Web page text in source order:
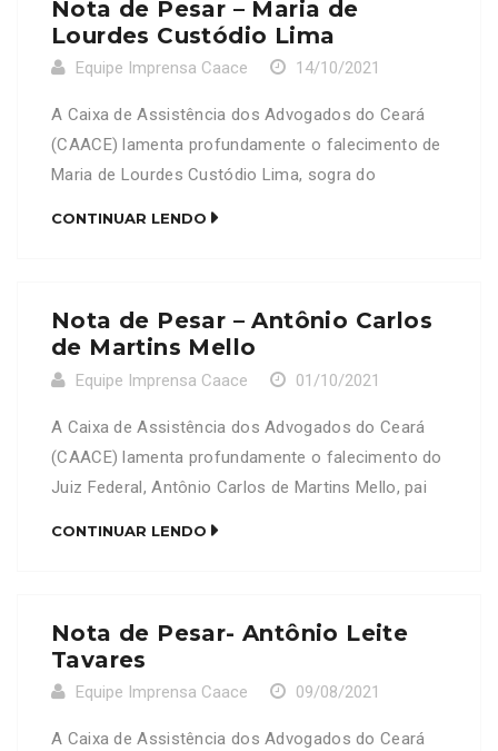
Nota de Pesar – Maria de
Lourdes Custódio Lima
Equipe Imprensa Caace 14/10/2021
A Caixa de Assistência dos Advogados do Ceará
(CAACE) lamenta profundamente o falecimento de
Maria de Lourdes Custódio Lima, sogra do
CONTINUAR LENDO
Nota de Pesar – Antônio Carlos
de Martins Mello
Equipe Imprensa Caace 01/10/2021
A Caixa de Assistência dos Advogados do Ceará
(CAACE) lamenta profundamente o falecimento do
Juiz Federal, Antônio Carlos de Martins Mello, pai
enlutados.
CONTINUAR LENDO
Nota de Pesar- Antônio Leite
Tavares
Equipe Imprensa Caace 09/08/2021
A Caixa de Assistência dos Advogados do Ceará